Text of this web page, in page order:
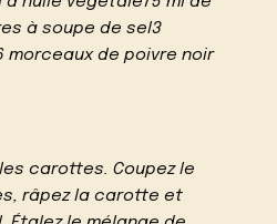
à soupe de sel3
morceaux de poivre noir
carottes. Coupez le
râpez la carotte et